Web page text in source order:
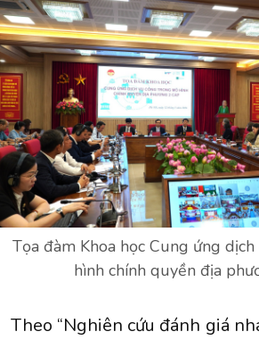
Tọa đàm Khoa học Cung ứng
hình chính quyền địa
Theo “Nghiên cứu đánh giá